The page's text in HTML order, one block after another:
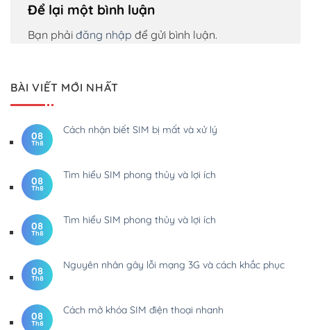
Để lại một bình luận
Bạn phải đăng nhập để gửi bình luận.
BÀI VIẾT MỚI NHẤT
08
Th8
Cách nhận biết SIM bị mất và xử lý
08
Th8
Tìm hiểu SIM phong thủy và lợi ích
08
Th8
Tìm hiểu SIM phong thủy và lợi ích
08
Th8
Nguyên nhân gây lỗi mạng 3G và cách khắc phục
08
Th8
Cách mở khóa SIM điện thoại nhanh